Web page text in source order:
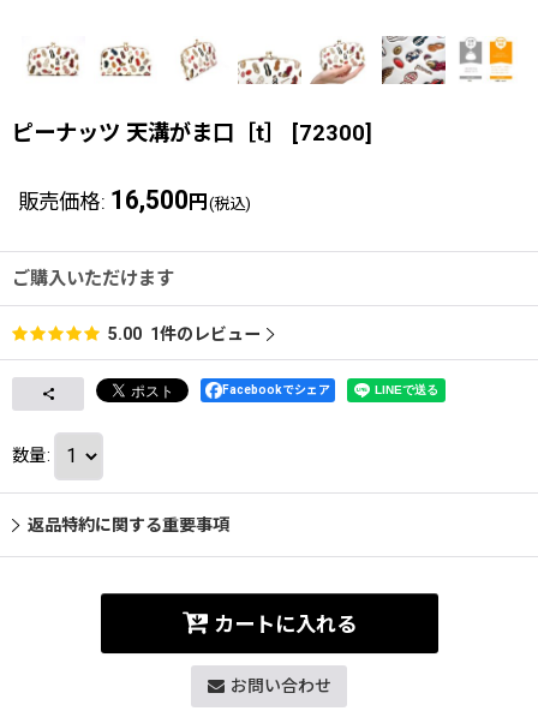
ピーナッツ 天溝がま口［t］ [72300]
販売価格: 16,500 円 (税込)
ご購入いただけます
5.00 1件のレビュー
Facebookでシェア
数量:
返品特約に関する重要事項
カートに入れる
お問い合わせ